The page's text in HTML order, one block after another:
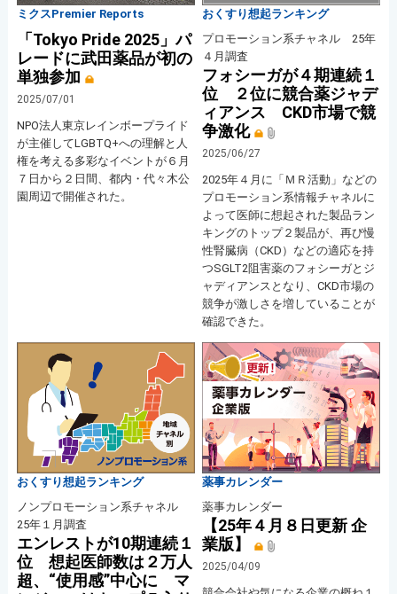
ミクスPremier Reports
「Tokyo Pride 2025」パ
レードに武田薬品が初の
単独参加
2025/07/01
NPO法人東京レインボープライド
が主催してLGBTQ+への理解と人
権を考える多彩なイベントが６月
７日から２日間、都内・代々木公
園周辺で開催された。
おくすり想起ランキング
プロモーション系チャネル 25年
４月調査
フォシーガが４期連続１
位 ２位に競合薬ジャデ
ィアンス CKD市場で競
争激化
2025/06/27
2025年４月に「ＭＲ活動」などの
プロモーション系情報チャネルに
よって医師に想起された製品ラン
キングのトップ２製品が、再び慢
性腎臓病（CKD）などの適応を持
つSGLT2阻害薬のフォシーガとジ
ャディアンスとなり、CKD市場の
競争が激しさを増していることが
確認できた。
おくすり想起ランキング
ノンプロモーション系チャネル
25年１月調査
エンレストが10期連続１
位 想起医師数は２万人
超、“使用感”中心に マ
薬事カレンダー
薬事カレンダー
【25年４月８日更新 企
業版】
2025/04/09